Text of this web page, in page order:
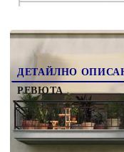
ДЕТАЙЛНО
РЕВЮТА
Създайте малък
пожелаете, с
идеалният